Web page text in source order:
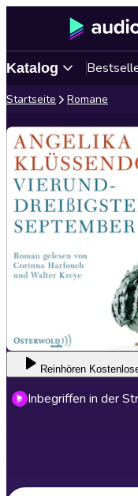
Katalog
Startseite Romane
Reinhören
Inbegriffen in der